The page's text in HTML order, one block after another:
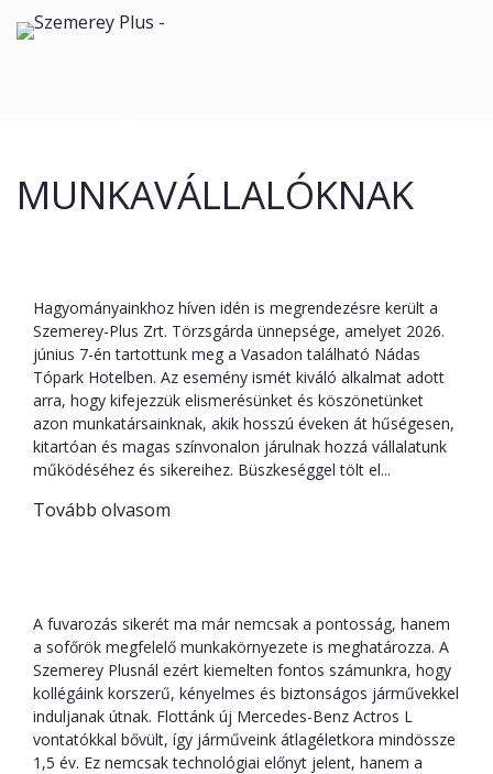
MUNKAVÁLLALÓKNAK
Hagyományainkhoz híven idén is megrendezésre került a
Szemerey-Plus Zrt. Törzsgárda ünnepsége, amelyet 2026.
június 7-én tartottunk meg a Vasadon található Nádas
Tópark Hotelben. Az esemény ismét kiváló alkalmat adott
arra, hogy kifejezzük elismerésünket és köszönetünket
azon munkatársainknak, akik hosszú éveken át hűségesen,
kitartóan és magas színvonalon járulnak hozzá vállalatunk
működéséhez és sikereihez. Büszkeséggel tölt el...
Tovább olvasom
A fuvarozás sikerét ma már nemcsak a pontosság, hanem
a sofőrök megfelelő munkakörnyezete is meghatározza. A
Szemerey Plusnál ezért kiemelten fontos számunkra, hogy
kollégáink korszerű, kényelmes és biztonságos járművekkel
induljanak útnak. Flottánk új Mercedes-Benz Actros L
vontatókkal bővült, így járműveink átlagéletkora mindössze
1,5 év. Ez nemcsak technológiai előnyt jelent, hanem a